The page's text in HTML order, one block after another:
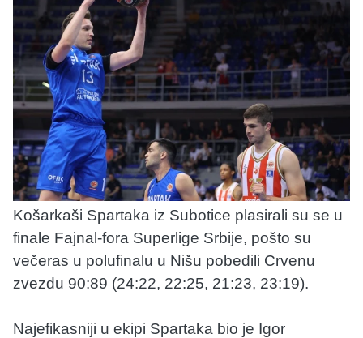
Košarkaši Spartaka iz Subotice plasirali su se u
finale Fajnal-fora Superlige Srbije, pošto su
večeras u polufinalu u Nišu pobedili Crvenu
zvezdu 90:89 (24:22, 22:25, 21:23, 23:19).
Najefikasniji u ekipi Spartaka bio je Igor